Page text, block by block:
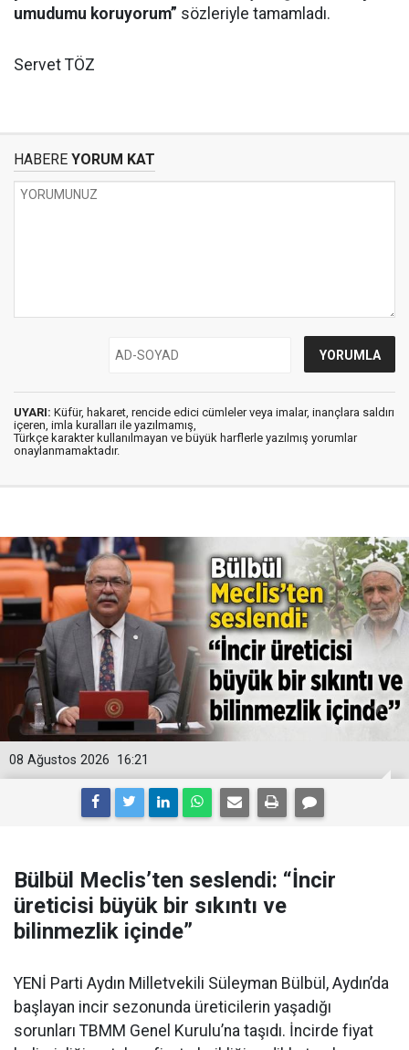
umudumu koruyorum” sözleriyle tamamladı.
Servet TÖZ
HABERE YORUM KAT
UYARI: Küfür, hakaret, rencide edici cümleler veya imalar, inançlara saldırı
içeren, imla kuralları ile yazılmamış,
Türkçe karakter kullanılmayan ve büyük harflerle yazılmış yorumlar
onaylanmamaktadır.
16:21
08 Ağustos 2026
Bülbül Meclis’ten seslendi: “İncir
üreticisi büyük bir sıkıntı ve
bilinmezlik içinde”
YENİ Parti Aydın Milletvekili Süleyman Bülbül, Aydın’da
başlayan incir sezonunda üreticilerin yaşadığı
sorunları TBMM Genel Kurulu’na taşıdı. İncirde fiyat